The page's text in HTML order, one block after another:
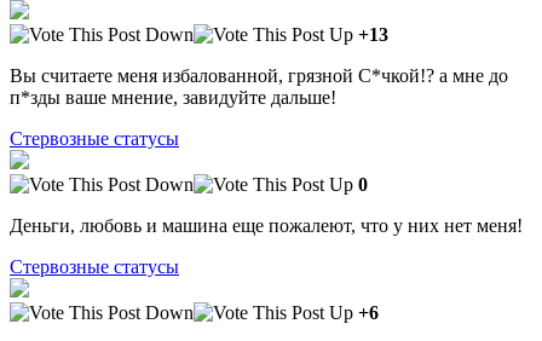
+13
Вы считаете меня избалованной, грязной С*чкой!? а мне до
п*зды ваше мнение, завидуйте дальше!
Стервозные статусы
0
Деньги, любовь и машина еще пожалеют, что у них нет меня!
Стервозные статусы
+6